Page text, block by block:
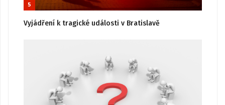
5
Vyjádření k tragické události v Bratislavě